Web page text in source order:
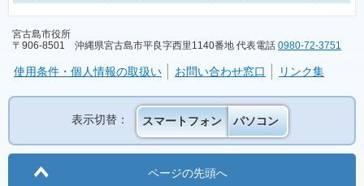
宮古島市役所
〒906-8501 沖縄県宮古島市平良字西里1140番地 代表電話 0980-72-3751
使用条件・個人情報の取扱い お問い合わせ窓口 リンク集
表示切替： スマートフォン パソコン
ページの先頭へ